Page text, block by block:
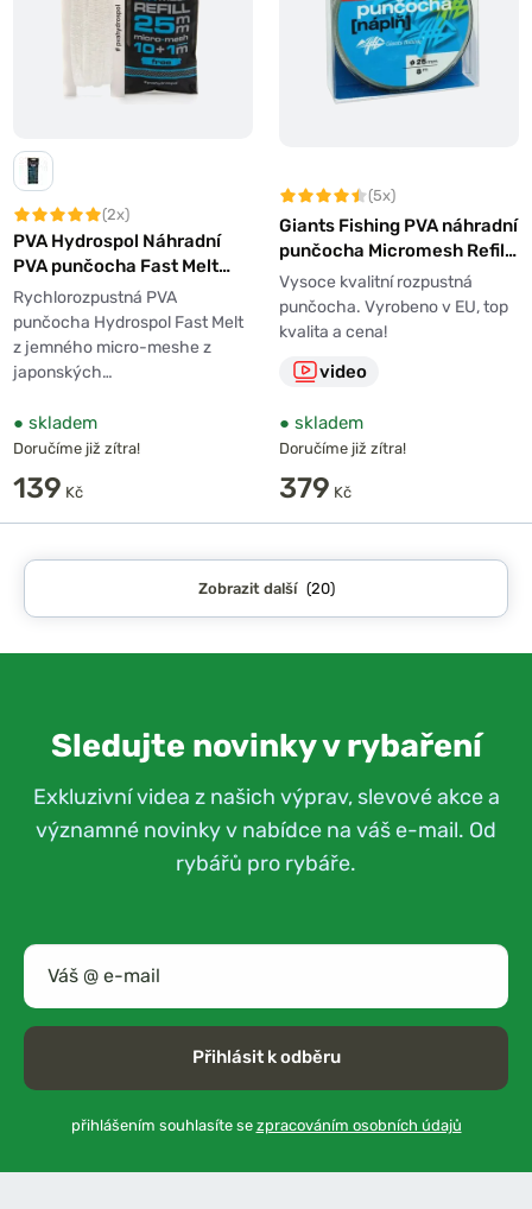
(2x)
PVA Hydrospol Náhradní
PVA punčocha Fast Melt
10+1m
Rychlorozpustná PVA
punčocha Hydrospol Fast Melt
z jemného micro-meshe z
japonských…
● skladem
Doručíme již zítra!
139 Kč
(5x)
Giants Fishing PVA náhradní
punčocha Micromesh Refill
35mm 20m
Vysoce kvalitní rozpustná
punčocha. Vyrobeno v EU, top
kvalita a cena!
video
● skladem
Doručíme již zítra!
379 Kč
Zobrazit další (20)
Sledujte novinky v rybaření
Exkluzivní videa z našich výprav, slevové akce a
významné novinky v nabídce na váš e-mail. Od
rybářů pro rybáře.
Přihlásit k odběru
přihlášením souhlasíte se zpracováním osobních údajů